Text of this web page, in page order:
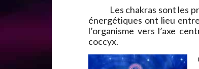
Les chakras sont les
énergétiques ont lieu
l’organisme vers l’axe
coccyx.